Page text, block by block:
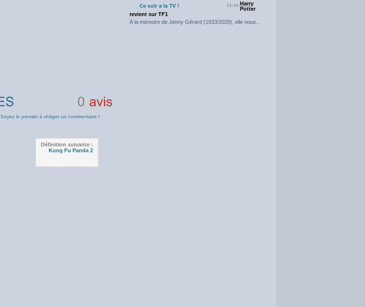
Soyez le premier à rédiger un commentaire !
Définition suivante :
Kung Fu Panda 2
23/10/2023
Harry
Potter
revient sur TF1
À la mémoire de Jenny Gérard (1933/2020), elle nous...